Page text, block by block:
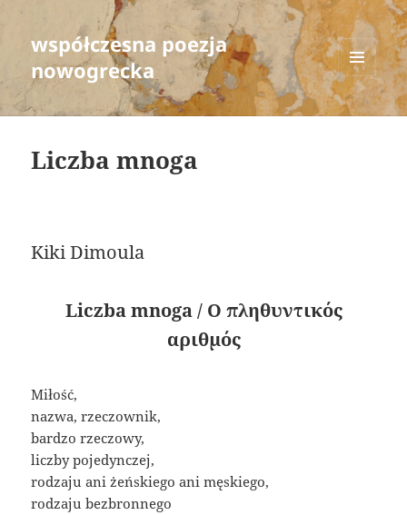
współczesna poezja
nowogrecka
MENU
AND
WIDGETS
Liczba mnoga
Kiki Dimoula
Liczba mnoga / Ο πληθυντικός
αριθμός
Miłość,
nazwa, rzeczownik,
bardzo rzeczowy,
liczby pojedynczej,
rodzaju ani żeńskiego ani męskiego,
rodzaju bezbronnego